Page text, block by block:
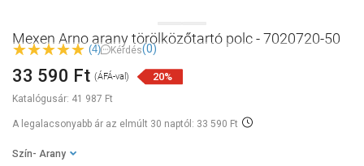
Mexen Arno arany törölközőtartó polc - 7020720-50
(4) Kérdés(0)
Katalógusár: 41 987 Ft
33 590 Ft (ÁFÁ-val) 20%
A legalacsonyabb ár az elmúlt 30 naptól: 33 590 Ft
Szín - Arany